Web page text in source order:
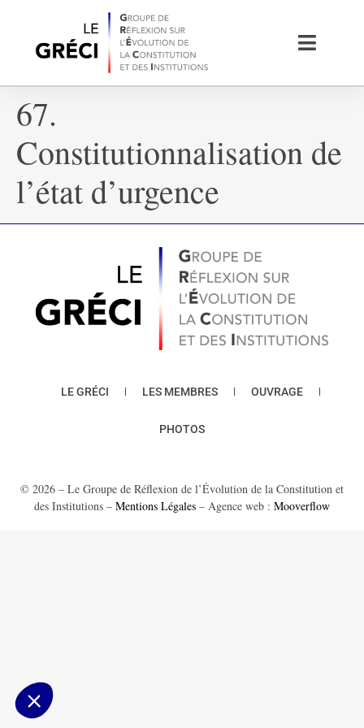
67.
Constitutionnalisation de
l’état d’urgence
LE GRÉCI LES MEMBRES OUVRAGE
PHOTOS
© 2026 – Le Groupe de Réflexion de l’Évolution de la Constitution et
des Institutions – Mentions Légales – Agence web : Mooverflow